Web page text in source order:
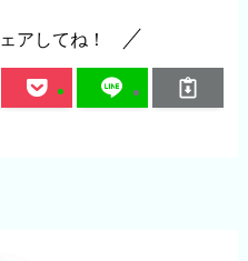
アしてね！